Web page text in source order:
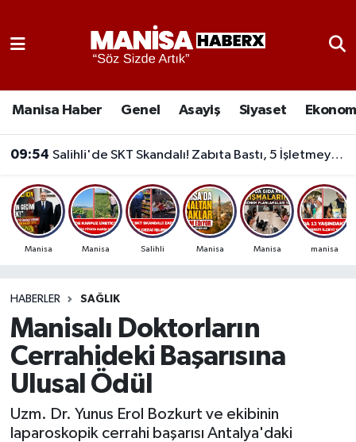
Manisa Haber Genel Asayiş Siyaset
09:54 Salihli'de SKT Skandalı! Zabıta Bastı, 5 İşletmeye Cezai İşlem Uygulandı
Manisa Manisa Salihli Manisa Manisa manisa
HABERLER SAĞLIK
Manisalı Doktorların
Cerrahideki Başarısına
Ulusal Ödül
Uzm. Dr. Yunus Erol Bozkurt ve ekibinin
laparoskopik cerrahi başarısı Antalya'daki
Genel
Güncel
Kültür-Sanat
Manisa Haber
Manisaspor
Sağlık
Manisa Nöbetçi Eczaneler
Manisa Trafik Yoğunluk Haritası
Süper Lig Puan Durumu ve Fikstür
Son Dakika Haberleri
Haber Arşivi